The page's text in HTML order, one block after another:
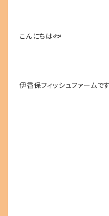
こんにちは🐟
伊香保フィッシュファームで